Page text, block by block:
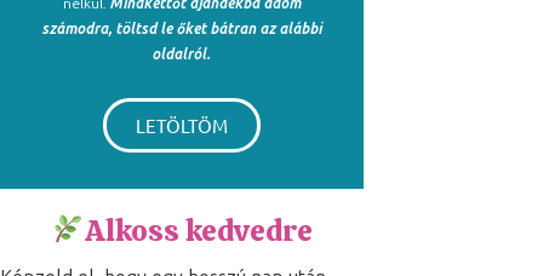
számodra, töltsd le őket bátran az alábbi
oldalról.
LETÖLTÖM
Alkoss kedvedre